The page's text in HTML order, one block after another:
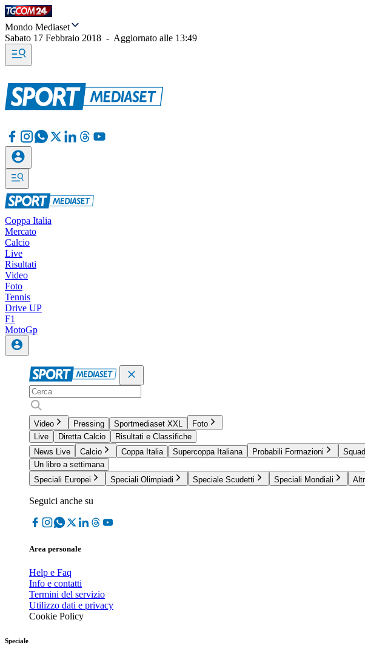
Mondo Mediaset
Sabato 17 Febbraio 2018 - Aggiornato alle 13:49
Coppa Italia
Mercato
Calcio
Live
Risultati
Video
Foto
Tennis
Drive UP
F1
MotoGp
Video Pressing Sportmediaset XXL
Foto
Live
Diretta Calcio
Risultati e Classifiche
News Live
Calcio Coppa Italia Supercoppa Italiana Probabili Formazioni
Un libro a settimana
Speciali Europei
Speciali Olimpiadi Speciale Scudetti Speciali Mondiali
Seguici anche su
Area personale
Help e Faq
Info e contatti
Termini del servizio
Utilizzo dati e privacy
Cookie Policy
Speciale